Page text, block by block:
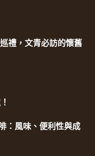
禮，文青必訪的懷舊
：風味、便利性與成